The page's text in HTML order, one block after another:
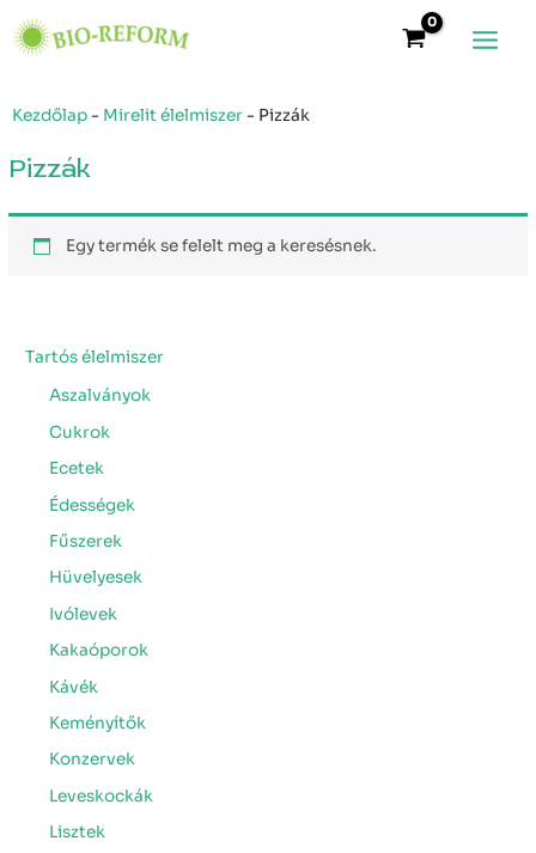
to
Kezdőlap - Mirelit élelmiszer - Pizzák
Tartós élelmiszer
Aszalványok
Cukrok
Ecetek
Édességek
Fűszerek
Hüvelyesek
Ivólevek
Kakaóporok
Kávék
Keményítők
Konzervek
Leveskockák
Lisztek
Pizzák
Egy termék se felelt meg a keresésnek.